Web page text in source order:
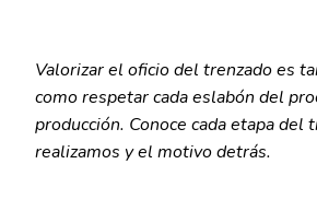
Valorizar el oficio del trenzado es
como respetar cada eslabón del
producción. Conoce cada etapa del
realizamos y el motivo detrás.